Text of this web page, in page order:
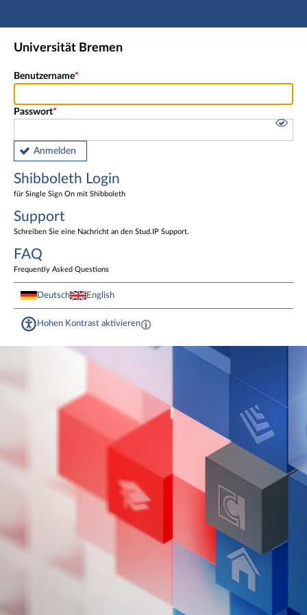
Hauptnavigation
Shibboleth Login
Universität Bremen
Benutzername
Passwort
Anmelden
Shibboleth Login
für Single Sign On mit Shibboleth
Support
Schreiben Sie eine Nachricht an den Stud.IP Support.
FAQ
Frequently Asked Questions
Deutsch English
Hohen Kontrast aktivieren